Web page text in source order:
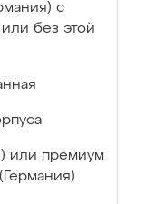
с
без этой
или премиум